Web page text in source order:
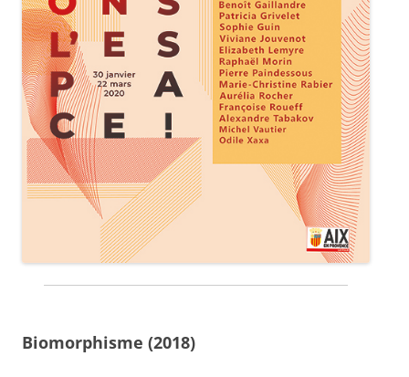
Biomorphisme (2018)